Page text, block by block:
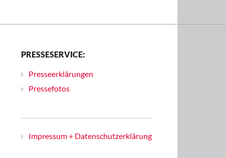
PRESSESERVICE:
Presseerklärungen
Pressefotos
Impressum + Datenschutzerklärung